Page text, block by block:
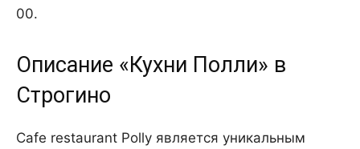
00.
Описание «Кухни Полли» в
Строгино
Cafe restaurant Polly является уникальным